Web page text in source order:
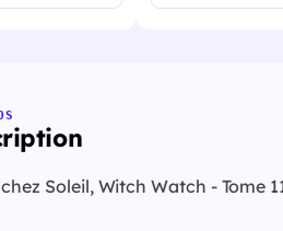
Soleil, Witch Watch - Tome